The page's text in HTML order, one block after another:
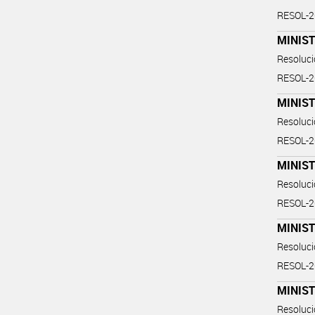
RESOL-
RESOL-
RESOL-